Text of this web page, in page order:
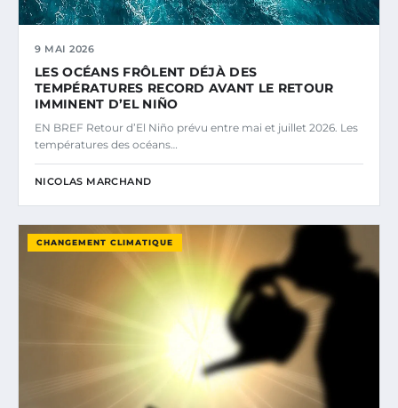
9 MAI 2026
LES OCÉANS FRÔLENT DÉJÀ DES
TEMPÉRATURES RECORD AVANT LE RETOUR
IMMINENT D’EL NIÑO
EN BREF Retour d’El Niño prévu entre mai et juillet 2026. Les
températures des océans…
NICOLAS MARCHAND
CHANGEMENT CLIMATIQUE